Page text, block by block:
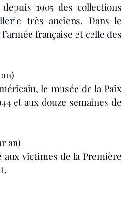
1905 des collections
très anciens. Dans le
française et celle des
le musée de la Paix
et aux douze semaines de
an)
victimes de la Première